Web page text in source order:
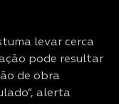
levar cerca
pode resultar
de obra
alerta